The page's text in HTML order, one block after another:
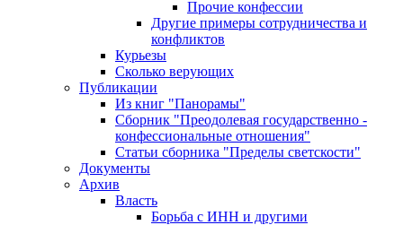
Прочие конфессии
Другие примеры сотрудничества и
конфликтов
Курьезы
Сколько верующих
Публикации
Из книг "Панорамы"
Сборник "Преодолевая государственно -
конфессиональные отношения"
Статьи сборника "Пределы светскости"
Документы
Архив
Власть
Борьба с ИНН и другими